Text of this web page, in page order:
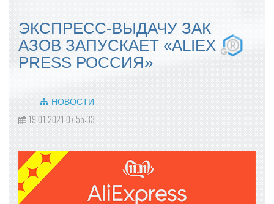
ЭКСПРЕСС-ВЫДАЧУ ЗАК
АЗОВ ЗАПУСКАЕТ «ALIEX
PRESS РОССИЯ»
НОВОСТИ
19.01.2021 07:55:33